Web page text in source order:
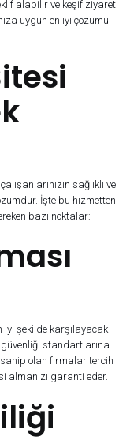
alabilir ve keşif ziyareti
uygun en iyi çözümü
sağlıklı ve
İşte bu hizmetten
bazı noktalar:
iyi şekilde karşılayacak
güvenliği standartlarına
sahip olan firmalar tercih
almanızı garanti eder.